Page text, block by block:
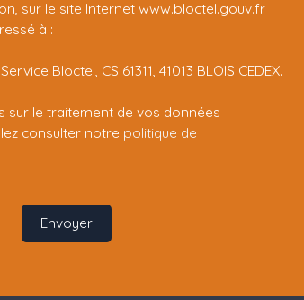
sur le site Internet www.bloctel.gouv.fr
à :
Bloctel, CS 61311, 41013 BLOIS CEDEX.
sur le traitement de vos données
consulter notre politique de
Envoyer